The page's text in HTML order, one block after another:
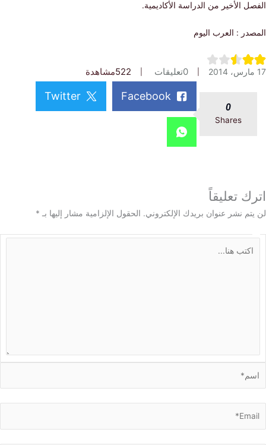
الأخير من الدراسة الأكاديمية.
: العرب اليوم
تعليقات 522مشاهدة
Shares
Facebook
Twitter
تعليقاً
نشر عنوان بريدك الإلكتروني. الحقول الإلزامية مشار إليها بـ*